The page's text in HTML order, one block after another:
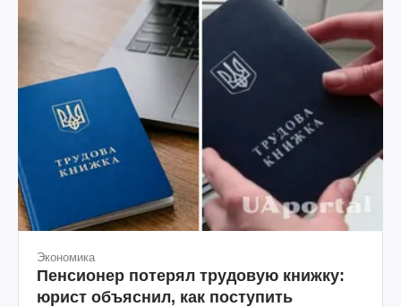
Экономика
Пенсионер потерял трудовую книжку:
юрист объяснил, как поступить